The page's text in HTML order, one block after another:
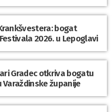
bogat
2026. u Lepoglavi
Gradec otkriva bogatu
županije